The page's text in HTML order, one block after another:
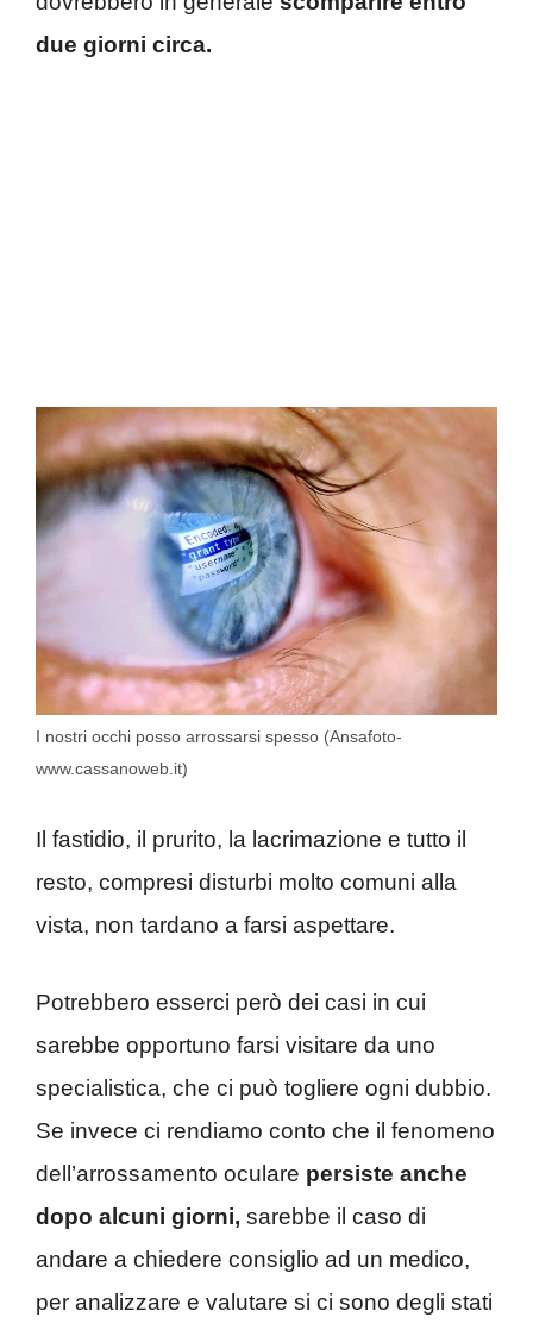
due giorni circa.
I nostri occhi posso arrossarsi spesso (Ansafoto-
www.cassanoweb.it)
Il fastidio, il prurito, la lacrimazione e tutto il
resto, compresi disturbi molto comuni alla
vista, non tardano a farsi aspettare.
Potrebbero esserci però dei casi in cui
sarebbe opportuno farsi visitare da uno
specialistica, che ci può togliere ogni dubbio.
Se invece ci rendiamo conto che il fenomeno
dell’arrossamento oculare persiste anche
dopo alcuni giorni, sarebbe il caso di
andare a chiedere consiglio ad un medico,
per analizzare e valutare si ci sono degli stati